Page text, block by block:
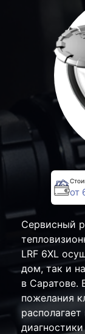
от
Сервисный
LRF 6XL
дом, так и
в Саратове.
пожелания